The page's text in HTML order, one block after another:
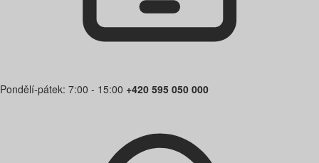
Pondělí-pátek: 7:00 - 15:00 +420 595 050 000